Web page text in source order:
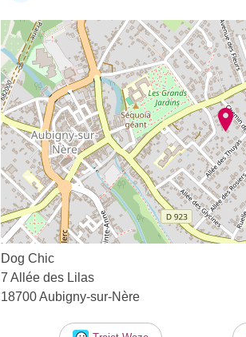
Dog Chic
7 Allée des Lilas
18700 Aubigny-sur-Nère